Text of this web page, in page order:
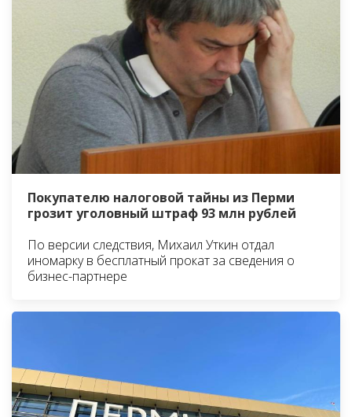
Покупателю налоговой тайны из Перми
грозит уголовный штраф 93 млн рублей
По версии следствия, Михаил Уткин отдал
иномарку в бесплатный прокат за сведения о
бизнес-партнере